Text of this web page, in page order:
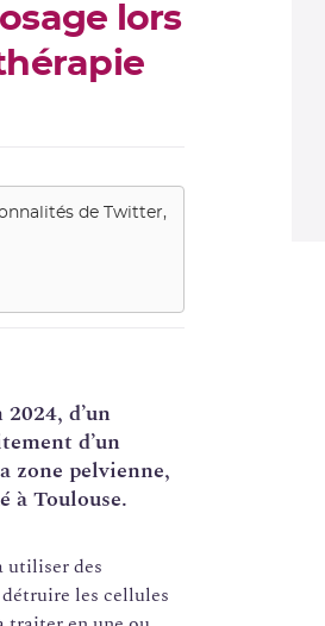
lors
de
Twitter,
d’un
d’un
zone pelvienne,
à Toulouse.
utiliser des
les cellules